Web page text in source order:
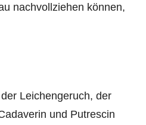
nachvollziehen können,
Leichengeruch, der
und Putrescin